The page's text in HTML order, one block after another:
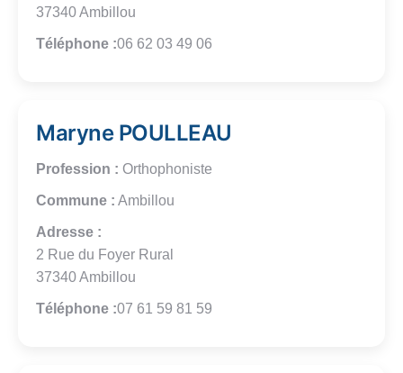
37340 Ambillou
Téléphone :06 62 03 49 06
Maryne POULLEAU
Profession : Orthophoniste
Commune : Ambillou
Adresse :
2 Rue du Foyer Rural
37340 Ambillou
Téléphone :07 61 59 81 59